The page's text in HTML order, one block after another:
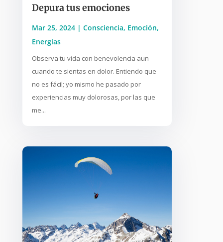
Depura tus emociones
Mar 25, 2024| Consciencia, Emoción,
Energías
Observa tu vida con benevolencia aun
cuando te sientas en dolor. Entiendo que
no es fácil; yo mismo he pasado por
experiencias muy dolorosas, por las que
me...